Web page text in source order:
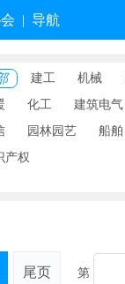
| 导航
建工 机械
化工 建筑电气
园林园艺 船舶
产权
尾页 第